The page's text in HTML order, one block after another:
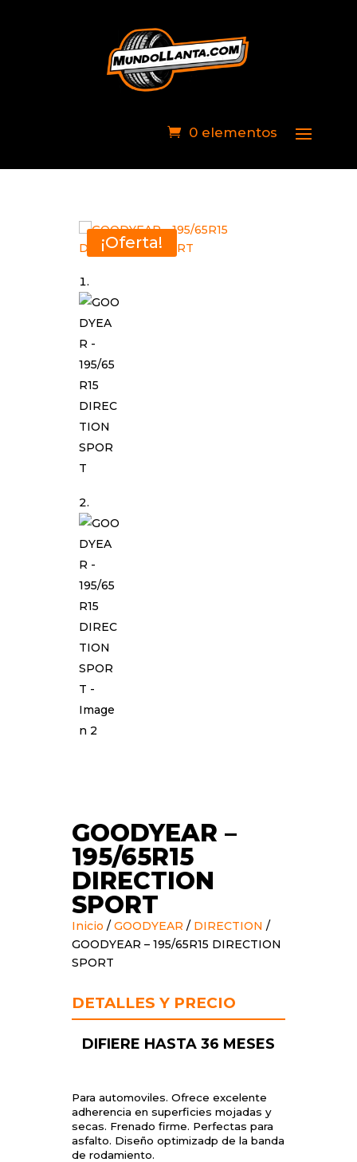
0 elementos
¡Oferta!
GOODYEAR –
195/65R15
DIRECTION
SPORT
Inicio / GOODYEAR / DIRECTION /
GOODYEAR – 195/65R15 DIRECTION
SPORT
DETALLES Y PRECIO
DIFIERE HASTA 36 MESES
Para automoviles. Ofrece excelente
adherencia en superficies mojadas y
secas. Frenado firme. Perfectas para
asfalto. Diseño optimizadp de la banda
de rodamiento.